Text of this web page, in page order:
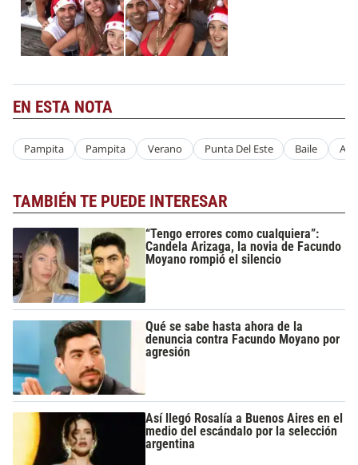
EN ESTA NOTA
Pampita Pampita Verano Punta Del Este Baile
TAMBIÉN TE PUEDE INTERESAR
“Tengo errores como cualquiera”:
Candela Arizaga, la novia de Facundo
Moyano rompió el silencio
Qué se sabe hasta ahora de la
denuncia contra Facundo Moyano por
agresión
Así llegó Rosalía a Buenos Aires en el
medio del escándalo por la selección
argentina